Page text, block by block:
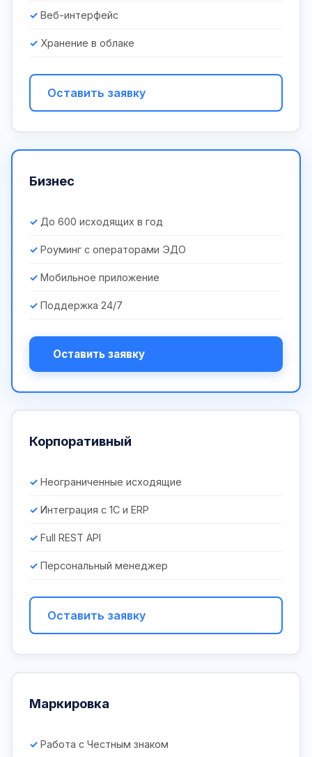
Веб-интерфейс
Хранение в облаке
Оставить заявку
Бизнес
До 600 исходящих в год
Роуминг с операторами ЭДО
Мобильное приложение
Поддержка 24/7
Оставить заявку
Корпоративный
Неограниченные исходящие
Интеграция с 1С и ERP
Full REST API
Персональный менеджер
Оставить заявку
Маркировка
Работа с Честным знаком